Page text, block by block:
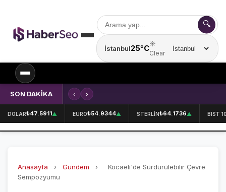
🔍
İstanbul25°C☀️
Clear
Şehir seçin
SPOR
SPOR HABERLERİ
FENERBAHÇE
SON DAKİKA ‹ ›
DOLAR₺47.5911▲ EURO₺54.9344▲ STERLİN₺64.1736▲ BIST
Anasayfa › Gündem ›
Kocaeli'de Sürdürülebilir Çevre
Sempozyumu